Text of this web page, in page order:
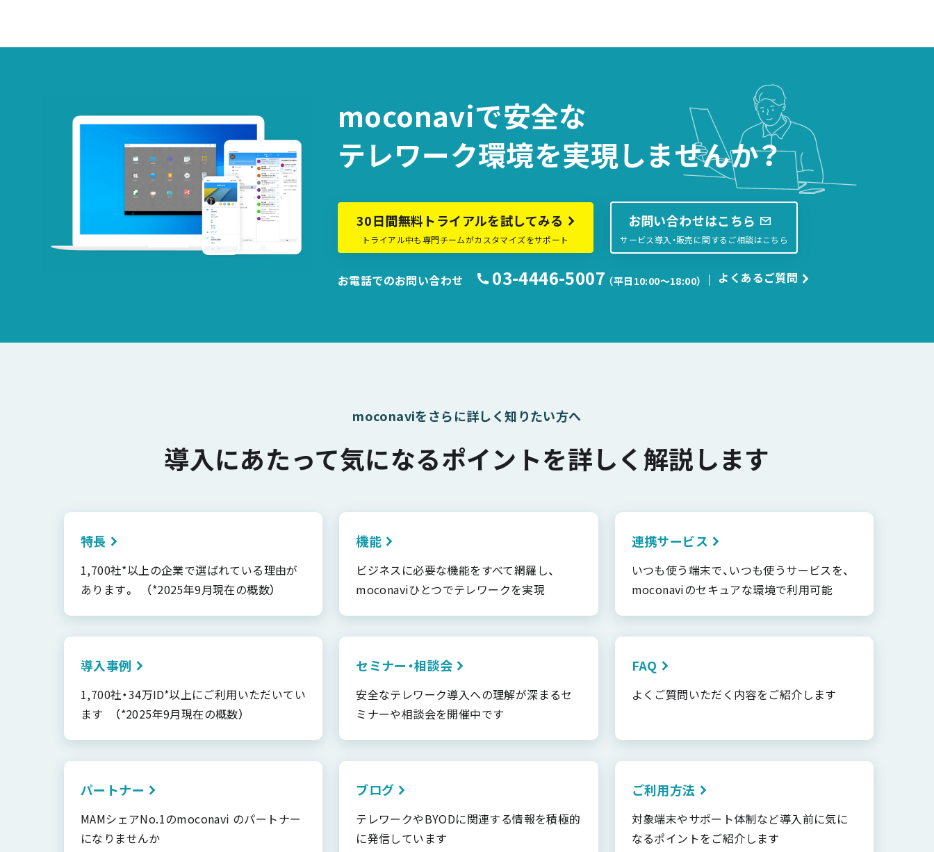
moconaviで安全な
テレワーク環境を実現しませんか？
30日間無料トライアルを試してみる
トライアル中も専門チームがカスタマイズをサポート
お問い合わせはこちら
サービス導入・販売に関するご相談はこちら
お電話でのお問い合わせ 03-4446-5007 （平日10:00〜18:00） よくあるご質問
moconaviをさらに詳しく知りたい方へ
導入にあたって気になるポイントを詳しく解説します
特長
1,700社*以上の企業で選ばれている理由が
あります。 （*2025年9月現在の概数）
機能
ビジネスに必要な機能をすべて網羅し、
moconaviひとつでテレワークを実現
連携サービス
いつも使う端末で、いつも使うサービスを、
moconaviのセキュアな環境で利用可能
導入事例
1,700社・34万ID*以上にご利用いただいてい
ます （*2025年9月現在の概数）
セミナー・相談会
安全なテレワーク導入への理解が深まるセ
ミナーや相談会を開催中です
FAQ
よくご質問いただく内容をご紹介します
パートナー
MAMシェアNo.1のmoconavi のパートナー
になりませんか
ブログ
テレワークやBYODに関連する情報を積極的
に発信しています
ご利用方法
対象端末やサポート体制など導入前に気に
なるポイントをご紹介します